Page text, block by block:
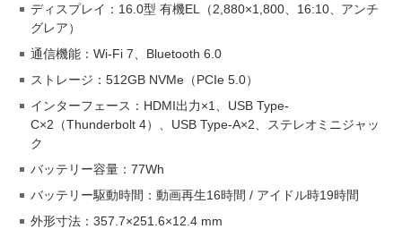
ディスプレイ：16.0型 有機EL（2,880×1,800、16:10、アンチ
グレア）
通信機能：Wi-Fi 7、Bluetooth 6.0
ストレージ：512GB NVMe（PCIe 5.0）
インターフェース：HDMI出力×1、USB Type-
C×2（Thunderbolt 4）、USB Type-A×2、ステレオミニジャッ
ク
バッテリー容量：77Wh
バッテリー駆動時間：動画再生16時間 / アイドル時19時間
外形寸法：357.7×251.6×12.4 mm